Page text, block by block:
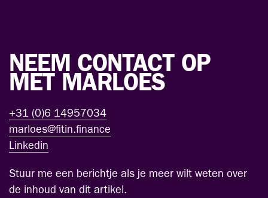
NEEM CONTACT OP
MET MARLOES
+31 (0)6 14957034
marloes@fitin.finance
Linkedin
Stuur me een berichtje als je meer wilt weten over
de inhoud van dit artikel.